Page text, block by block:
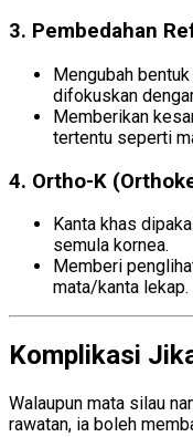
3. Pembedahan
Mengubah
difokuskan
Memberikan
tertentu seperti
4. Ortho-K
Kanta khas
semula kornea.
Memberi
mata/kanta lekap.
Komplikasi
Walaupun mata silau
rawatan, ia boleh